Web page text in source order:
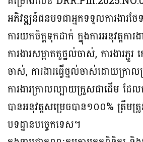
អភិវឌ្ឍន៍ជនបទជាអ្នកទទួលការងារថ
ការយកចិត្តទុកដាក់ ក្នុងការអនុវត្តកា
ការងារសម្អាតតួថ្នល់ចាស់, ការងារភ្ជួរ
ចាស់, ការងារធ្វើថ្នល់ចាស់ដោយក្រ
ការងារក្រាលល្បាយក្រួសជាដើម ដែលក
បានអនុវត្តសម្រេចបាន១០០% ត្រឹមត្
បទដ្ឋានបច្ចេកទេស។